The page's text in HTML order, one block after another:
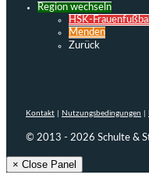
Region wechseln
HSK-Frauenfußball
Menden
Zurück
Kontakt Nutzungsbedingungen
© 2013 - 2026 Schulte &
× Close Panel